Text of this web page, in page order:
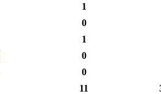
1
0
1
0
0
11